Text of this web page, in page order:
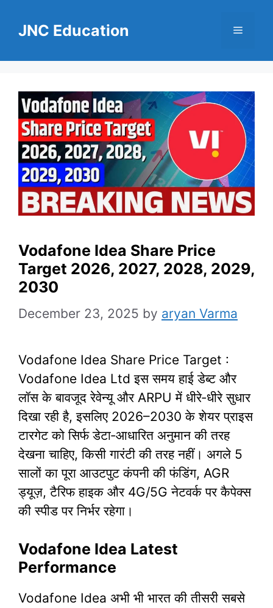
JNC Education Menu
Vodafone Idea Share Price
Target 2026, 2027, 2028, 2029,
2030
December 23, 2025 by aryan Varma
Vodafone Idea Share Price Target :
Vodafone Idea Ltd इस समय हाई डेब्ट और
लॉस के बावजूद रेवेन्यू और ARPU में धीरे‑धीरे सुधार
दिखा रही है, इसलिए 2026–2030 के शेयर प्राइस
टारगेट को सिर्फ डेटा‑आधारित अनुमान की तरह
देखना चाहिए, किसी गारंटी की तरह नहीं। अगले 5
सालों का पूरा आउटपुट कंपनी की फंडिंग, AGR
ड्यूज़, टैरिफ हाइक और 4G/5G नेटवर्क पर कैपेक्स
की स्पीड पर निर्भर रहेगा।
Vodafone Idea Latest
Performance
Vodafone Idea अभी भी भारत की तीसरी सबसे